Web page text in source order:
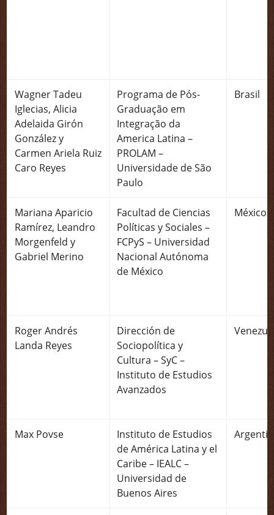
Wagner Tadeu
Iglecias, Alicia
Adelaida Girón
González y
Carmen Ariela Ruiz
Caro Reyes
Programa de Pós-
Graduação em
Integração da
America Latina –
PROLAM –
Universidade de São
Paulo
Brasil
Mariana Aparicio
Ramírez, Leandro
Morgenfeld y
Gabriel Merino
Facultad de Ciencias
Políticas y Sociales –
FCPyS – Universidad
Nacional Autónoma
de México
México
Roger Andrés
Landa Reyes
Dirección de
Sociopolítica y
Cultura – SyC –
Instituto de Estudios
Avanzados
Max Povse
Instituto de Estudios
de América Latina y el
Caribe – IEALC –
Universidad de
Buenos Aires